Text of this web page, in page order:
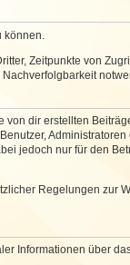
Zeitpunkte von
dir erstellten
jedoch nur für den
Regelungen zur
Informationen über